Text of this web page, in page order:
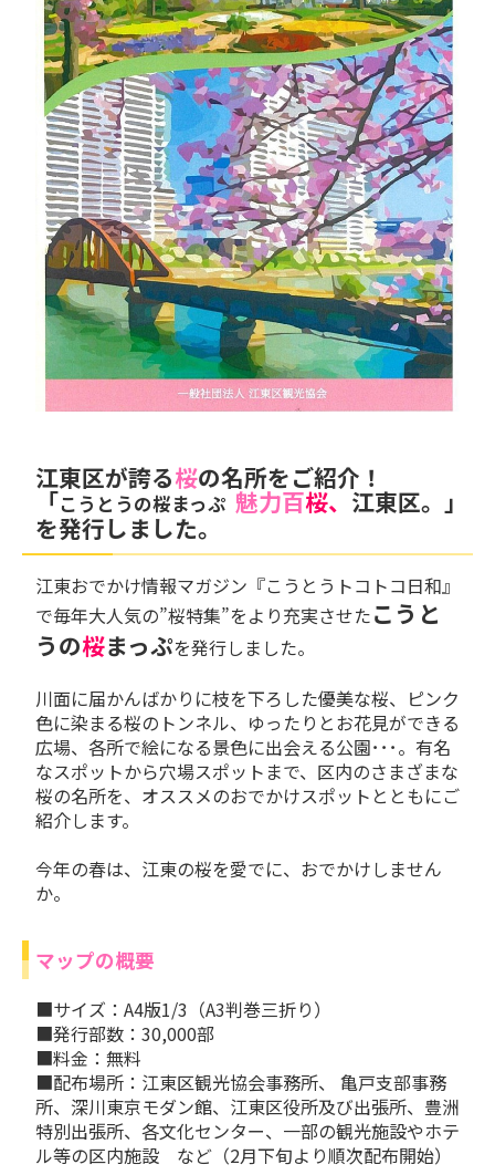
江東区が誇る桜の名所をご紹介！
「こうとうの桜まっぷ 魅力百桜、 江東区。」
を発行しました。
江東おでかけ情報マガジン『こうとうトコトコ日和』
で毎年大人気の”桜特集”をより充実させたこうと
うの桜まっぷを発行しました。
川面に届かんばかりに枝を下ろした優美な桜、ピンク
色に染まる桜のトンネル、ゆったりとお花見ができる
広場、各所で絵になる景色に出会える公園･･･。有名
なスポットから穴場スポットまで、区内のさまざまな
桜の名所を、オススメのおでかけスポットとともにご
紹介します。
今年の春は、江東の桜を愛でに、おでかけしません
か。
マップの概要
■サイズ：A4版1/3（A3判巻三折り）
■発行部数：30,000部
■料金：無料
■配布場所：江東区観光協会事務所、 亀戸支部事務
所、 深川東京モダン館、江東区役所及び出張所、豊洲
特別出張所、各文化センター、一部の観光施設やホテ
ル等の区内施設 など（2月下旬より順次配布開始）